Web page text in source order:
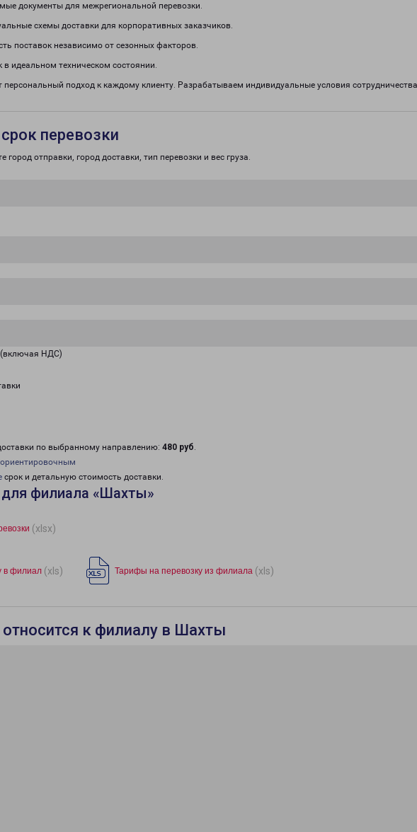
документы для межрегиональной перевозки.
схемы доставки для корпоративных заказчиков.
поставок независимо от сезонных факторов.
идеальном техническом состоянии.
персональный подход к каждому клиенту. Разрабатываем индивидуальные условия
перевозки
город отправки, город доставки, тип перевозки и вес груза.
(включая НДС)
по выбранному направлению: 480 руб.
ориентировочным
срок и детальную стоимость доставки.
филиала «Шахты»
(xlsx)
в филиал (xls) Тарифы на перевозку из филиала (xls)
к филиалу в Шахты